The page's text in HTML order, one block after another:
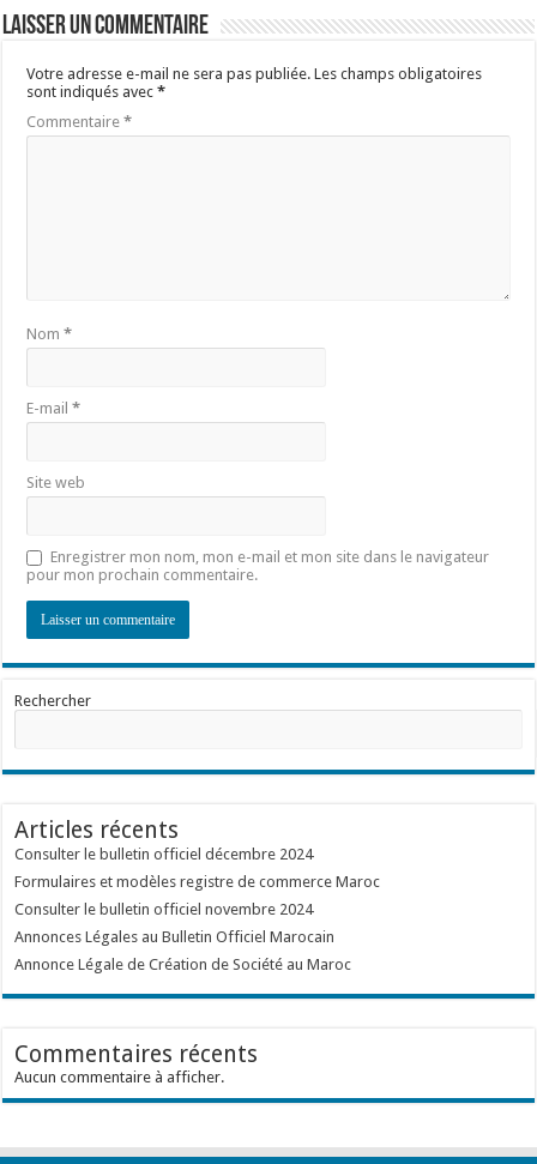
Laisser un commentaire
Votre adresse e-mail ne sera pas publiée. Les champs obligatoires
sont indiqués avec*
Commentaire*
Nom*
E-mail*
Site web
Enregistrer mon nom, mon e-mail et mon site dans le navigateur
pour mon prochain commentaire.
Rechercher
Articles récents
Consulter le bulletin officiel décembre 2024
Formulaires et modèles registre de commerce Maroc
Consulter le bulletin officiel novembre 2024
Annonces Légales au Bulletin Officiel Marocain
Annonce Légale de Création de Société au Maroc
Commentaires récents
Aucun commentaire à afficher.